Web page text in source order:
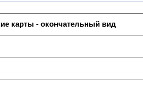
карты - окончательный вид